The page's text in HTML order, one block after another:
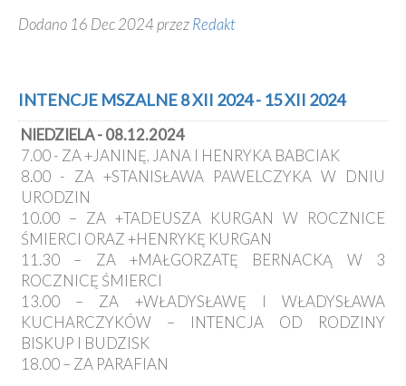
Dodano 16 Dec 2024 przezRedakt
INTENCJE MSZALNE 8 XII 2024 - 15 XII 2024
NIEDZIELA - 08.12.2024
7.00 - ZA +JANINĘ, JANA I HENRYKA BABCIAK
8.00 - ZA +STANISŁAWA PAWELCZYKA W DNIU
URODZIN
10.00 – ZA +TADEUSZA KURGAN W ROCZNICE
ŚMIERCI ORAZ +HENRYKĘ KURGAN
11.30 – ZA +MAŁGORZATĘ BERNACKĄ W 3
ROCZNICĘ ŚMIERCI
13.00 – ZA +WŁADYSŁAWĘ I WŁADYSŁAWA
KUCHARCZYKÓW – INTENCJA OD RODZINY
BISKUP I BUDZISK
18.00 – ZA PARAFIAN